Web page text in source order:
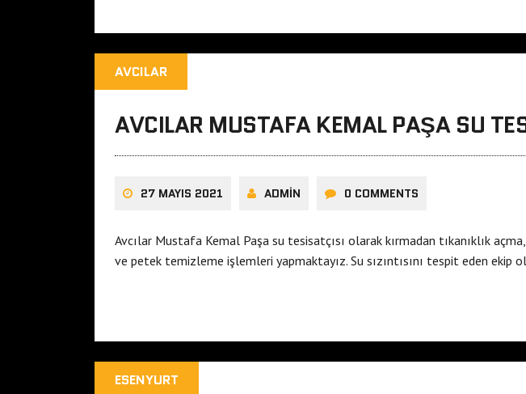
AVCILAR
AVCILAR MUSTAFA KEMAL PAŞA SU
27 MAYIS 2021 ADMIN 0 COMMENTS
Avcılar Mustafa Kemal Paşa su tesisatçısı olarak kırmadan tıkanıklık
ve petek temizleme işlemleri yapmaktayız. Su sızıntısını tespit eden ekip
ESENYURT